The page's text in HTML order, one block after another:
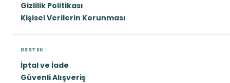
Gizlilik Politikası
Kişisel Verilerin Korunması
DESTEK
İptal ve İade
Güvenli Alışveriş